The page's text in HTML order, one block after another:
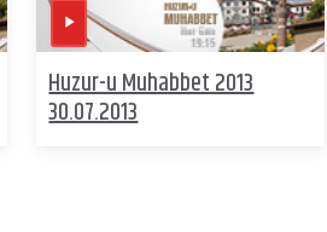
Huzur-u Muhabbet 2013
30.07.2013